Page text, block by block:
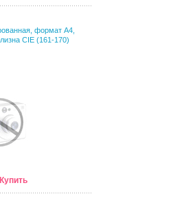
формат А4,
CIE (161-170)
Купить